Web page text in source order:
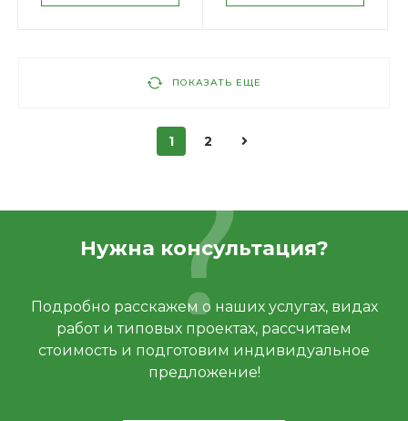
ПОКАЗАТЬ ЕЩЕ
1 2
Нужна консультация?
Подробно расскажем о наших услугах, видах
работ и типовых проектах, рассчитаем
стоимость и подготовим индивидуальное
предложение!